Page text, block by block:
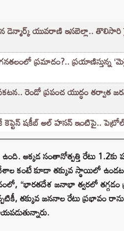
డెన్మార్క్ యువరాణి ఇసబెల్లా..
ప్రమాదం?.. ప్రయాణిస్తున్న
రెండో ప్రపంచ యుద్ధం తర్వాత
కెప్టెన్ షకీబ్ అల్ హసన్ ఇంటిపై..
అక్కడ సంతానోత్పత్తి రేటు
కంటే కూడా తక్కువ స్థాయిలో
“భారతదేశ జనాభా త్వరలో తగ్గడం
తక్కువ జననాల రేటు ప్రభావం